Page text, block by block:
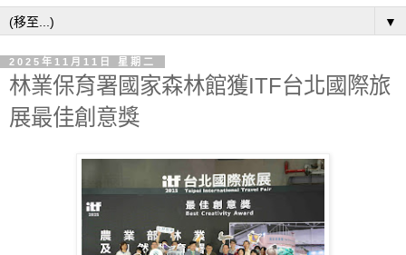
▼
2025年11月11日 星期二
林業保育署國家森林館獲ITF台北國際旅
展最佳創意獎